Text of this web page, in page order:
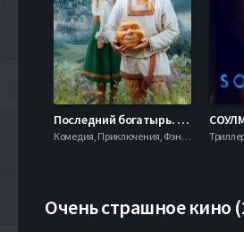
Последний богатырь. Колобок (2026)
Комедия, Приключения, Фэнтези,
Очень страшное кино